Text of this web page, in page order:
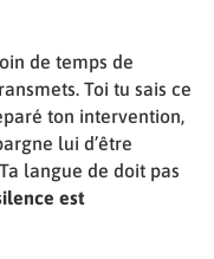
de temps de
Toi tu sais ce
ton intervention,
lui d’être
langue de doit pas
est